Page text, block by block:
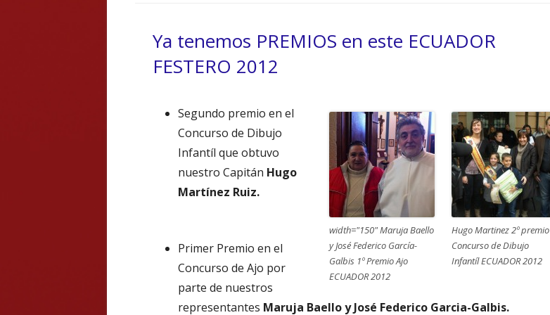
CARGOS 2016
CARGOS 2013
CARGOS 2012
CARGOS 2011
Ya tenemos PREMIOS en este ECUADOR
FESTERO 2012
Hugo Martinez 2º premio
Concurso de Dibujo
Infantíl ECUADOR 2012
width="150" Maruja Baello
y José Federico García-
Galbis 1º Premio Ajo
ECUADOR 2012
Segundo premio en el
Concurso de Dibujo
Infantíl que obtuvo
nuestro Capitán Hugo
Martínez Ruiz.
Primer Premio en el
Concurso de Ajo por
parte de nuestros
representantes Maruja Baello y José Federico Garcia-Galbis.